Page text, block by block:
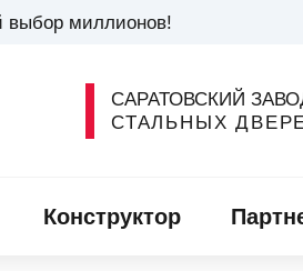
выбор миллионов!
САРАТОВСКИЙ
СТАЛЬНЫХ
Конструктор